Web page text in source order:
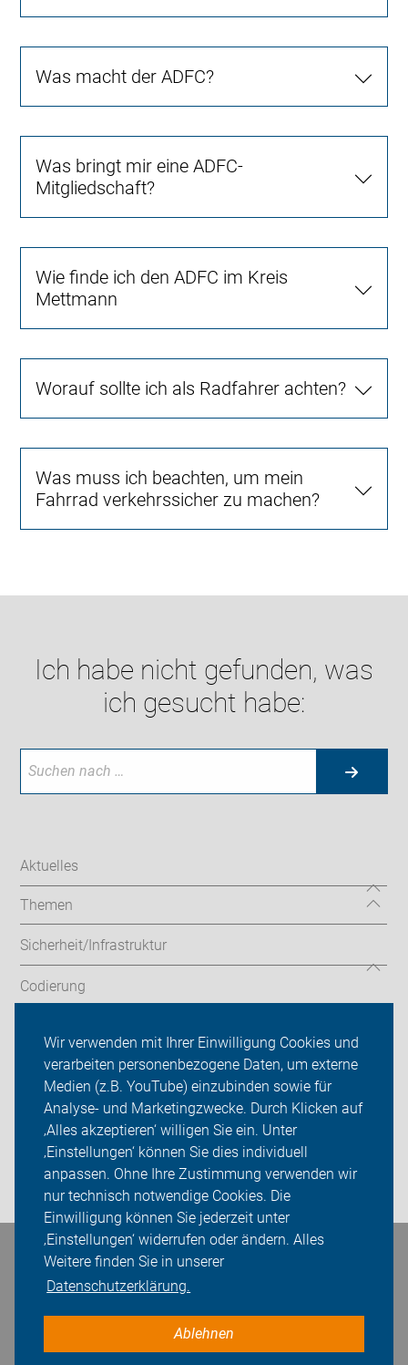
Wir verwenden mit Ihrer Einwilligung Cookies und
verarbeiten personenbezogene Daten, um externe
Medien (z.B. YouTube) einzubinden sowie für
Analyse- und Marketingzwecke. Durch Klicken auf
‚Alles akzeptieren‘ willigen Sie ein. Unter
‚Einstellungen‘ können Sie dies individuell
anpassen. Ohne Ihre Zustimmung verwenden wir
nur technisch notwendige Cookies. Die
Einwilligung können Sie jederzeit unter
‚Einstellungen‘ widerrufen oder ändern. Alles
Weitere finden Sie in unserer
Datenschutzerklärung.
Ablehnen
Was macht der ADFC?
Was bringt mir eine ADFC-
Mitgliedschaft?
Wie finde ich den ADFC im Kreis
Mettmann
Worauf sollte ich als Radfahrer achten?
Was muss ich beachten, um mein
Fahrrad verkehrssicher zu machen?
Ich habe nicht gefunden, was
ich gesucht habe:
Aktuelles
Themen
Sicherheit/Infrastruktur
Codierung
ADFC Hilden
Sei dabei
Presse
Login
Bleiben Sie in Kontakt